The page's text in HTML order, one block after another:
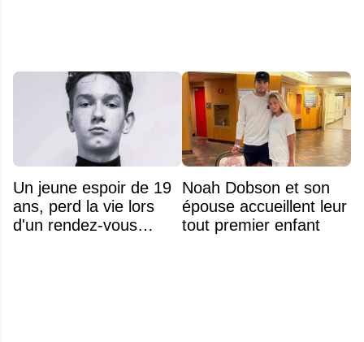
Un jeune espoir de 19
ans, perd la vie lors
d'un rendez-vous
Noah Dobson et son
épouse accueillent leur
tout premier enfant